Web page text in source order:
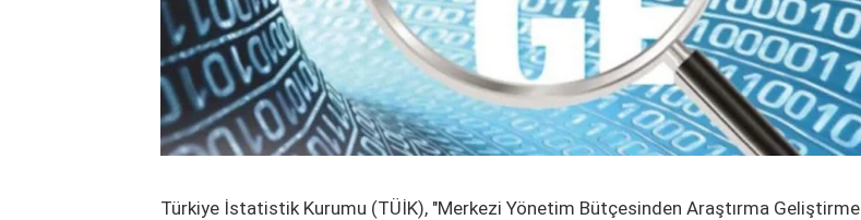
Türkiye İstatistik Kurumu (TÜİK), "Merkezi Yönetim Bütçesinden Araştırma Geliştirme